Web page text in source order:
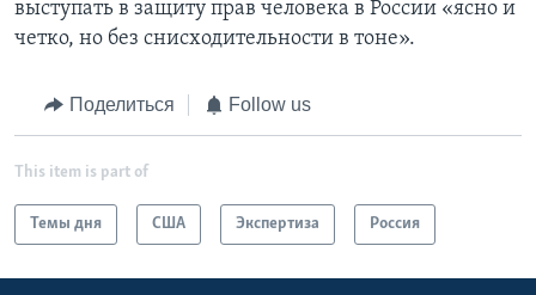
выступать в защиту прав человека в России «ясно и
четко, но без снисходительности в тоне».
Поделиться Follow us
This item is part of
Темы дня США Экспертиза Россия